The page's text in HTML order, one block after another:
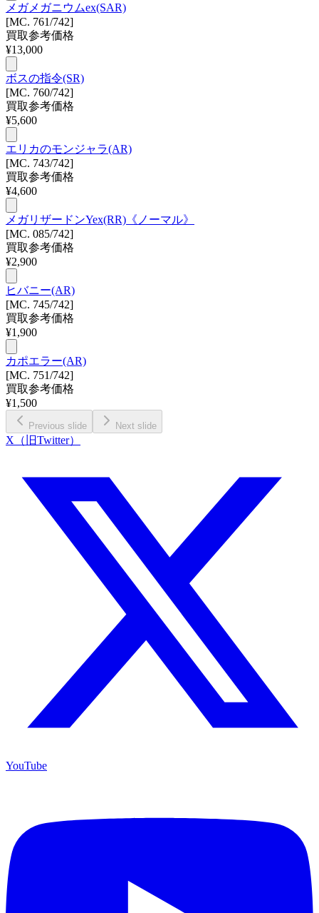
メガメガニウムex(SAR)
[MC. 761/742]
買取参考価格
¥13,000
ボスの指令(SR)
[MC. 760/742]
買取参考価格
¥5,600
エリカのモンジャラ(AR)
[MC. 743/742]
買取参考価格
¥4,600
メガリザードンYex(RR)《ノーマル》
[MC. 085/742]
買取参考価格
¥2,900
ヒバニー(AR)
[MC. 745/742]
買取参考価格
¥1,900
カポエラー(AR)
[MC. 751/742]
買取参考価格
¥1,500
Previous slide Next slide
X（旧Twitter）
YouTube